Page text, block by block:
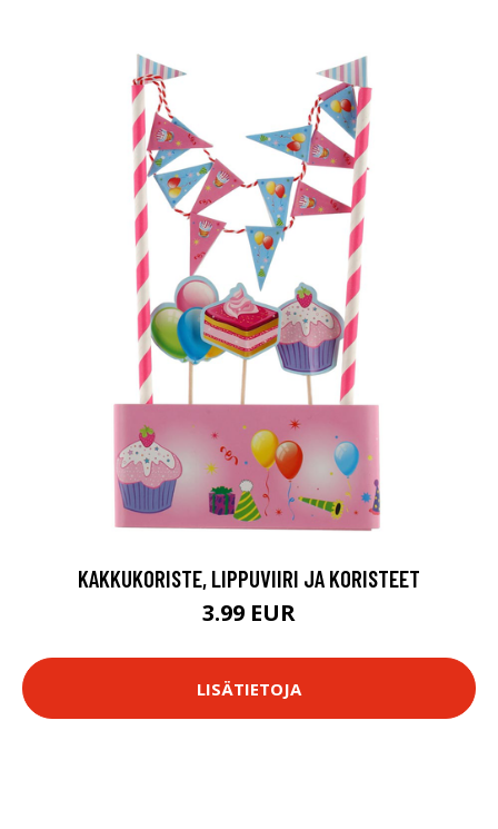
KAKKUKORISTE, LIPPUVIIRI JA KORISTEET
3.99 EUR
LISÄTIETOJA